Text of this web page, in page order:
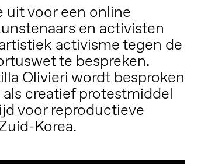
uit voor een online
en activisten
activisme tegen de
te bespreken.
Olivieri wordt besproken
creatief protestmiddel
voor reproductieve
Korea.